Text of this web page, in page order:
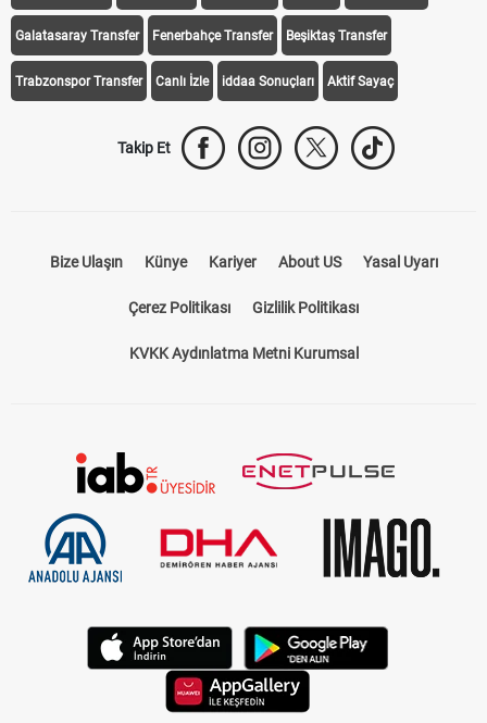
Galatasaray Transfer Fenerbahçe Transfer Beşiktaş Transfer
Trabzonspor Transfer Canlı İzle iddaa Sonuçları Aktif Sayaç
Takip Et
Bize Ulaşın Künye Kariyer About US Yasal Uyarı
Çerez Politikası Gizlilik Politikası
KVKK Aydınlatma Metni Kurumsal